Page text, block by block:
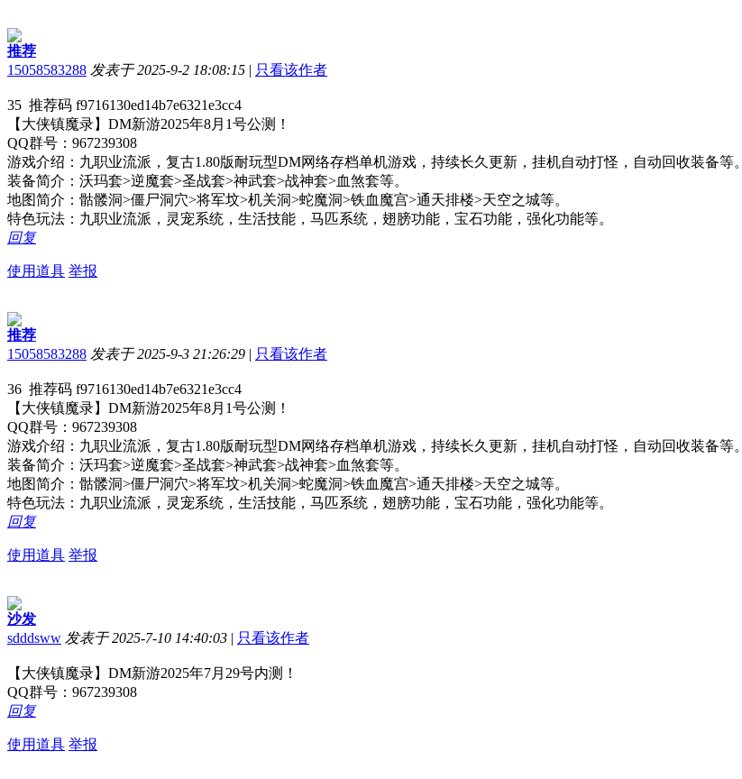
推荐
15058583288 发表于 2025-9-2 18:08:15 | 只看该作者
35 推荐码 f9716130ed14b7e6321e3cc4
【大侠镇魔录】DM新游2025年8月1号公测！
QQ群号：967239308
游戏介绍：九职业流派，复古1.80版耐玩型DM网络存档单机游戏，持续长久更新，挂机自动打怪，自动回收装备等。
装备简介：沃玛套>逆魔套>圣战套>神武套>战神套>血煞套等。
地图简介：骷髅洞>僵尸洞穴>将军坟>机关洞>蛇魔洞>铁血魔宫>通天排楼>天空之城等。
特色玩法：九职业流派，灵宠系统，生活技能，马匹系统，翅膀功能，宝石功能，强化功能等。
回复
使用道具 举报
推荐
15058583288 发表于 2025-9-3 21:26:29 | 只看该作者
36 推荐码 f9716130ed14b7e6321e3cc4
【大侠镇魔录】DM新游2025年8月1号公测！
QQ群号：967239308
游戏介绍：九职业流派，复古1.80版耐玩型DM网络存档单机游戏，持续长久更新，挂机自动打怪，自动回收装备等。
装备简介：沃玛套>逆魔套>圣战套>神武套>战神套>血煞套等。
地图简介：骷髅洞>僵尸洞穴>将军坟>机关洞>蛇魔洞>铁血魔宫>通天排楼>天空之城等。
特色玩法：九职业流派，灵宠系统，生活技能，马匹系统，翅膀功能，宝石功能，强化功能等。
回复
使用道具 举报
沙发
sdddsww 发表于 2025-7-10 14:40:03 | 只看该作者
【大侠镇魔录】DM新游2025年7月29号内测！
QQ群号：967239308
回复
使用道具 举报